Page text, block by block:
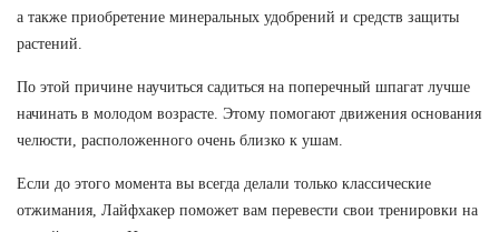
а также приобретение минеральных удобрений и средств защиты
растений.
По этой причине научиться садиться на поперечный шпагат лучше
начинать в молодом возрасте. Этому помогают движения основания
челюсти, расположенного очень близко к ушам.
Если до этого момента вы всегда делали только классические
отжимания, Лайфхакер поможет вам перевести свои тренировки на